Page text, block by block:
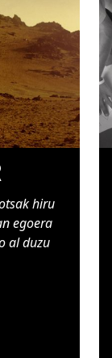
hiru
egoera
al duzu